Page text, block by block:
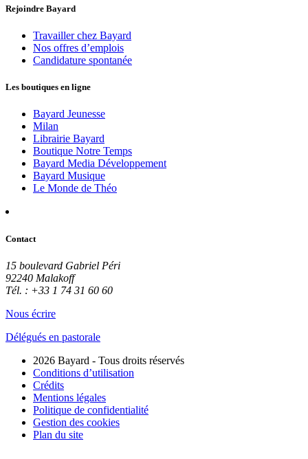
Rejoindre Bayard
Travailler chez Bayard
Nos offres d’emplois
Candidature spontanée
Les boutiques en ligne
Bayard Jeunesse
Milan
Librairie Bayard
Boutique Notre Temps
Bayard Media Développement
Bayard Musique
Le Monde de Théo
Contact
15 boulevard Gabriel Péri
92240 Malakoff
Tél. : +33 1 74 31 60 60
Nous écrire
Délégués en pastorale
2026 Bayard - Tous droits réservés
Conditions d’utilisation
Crédits
Mentions légales
Politique de confidentialité
Gestion des cookies
Plan du site